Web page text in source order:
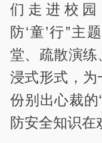
们走进校
防‘童’行”主
堂、疏散演练
浸式形式，为
份别出心裁的
防安全知识在